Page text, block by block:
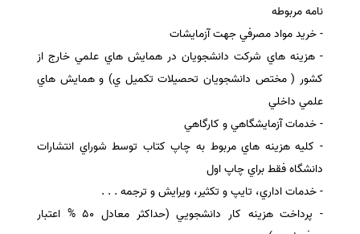
نامه مربوطه
- خريد مواد مصرفي جهت آزمايشات
- هزينه هاي شركت دانشجويان در همايش هاي علمي خارج از
كشور ( مختص دانشجويان تحصيلات تكميل ي) و همايش هاي
علمي داخلي
- خدمات آزمايشگاهي و كارگاهي
- كليه هزينه هاي مربوط به چاپ كتاب توسط شوراي انتشارات
دانشگاه فقط براي چاپ اول
- خدمات اداري، تايپ و تكثير، ويرايش و ترجمه . . .
- پرداخت هزينه كار دانشجويي (حداكثر معادل 50 % اعتبار